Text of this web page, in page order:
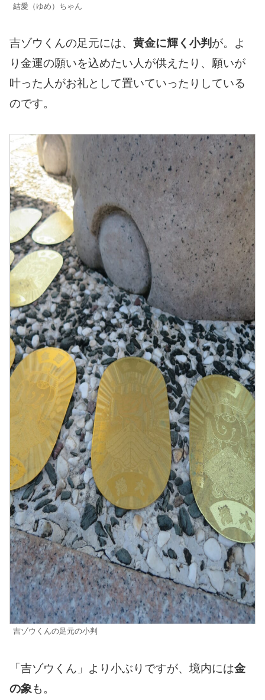
結愛（ゆめ）ちゃん
吉ゾウくんの足元には、 黄金に輝く小判 が。よ
り金運の願いを込めたい人が供えたり、願いが
叶った人がお礼として置いていったりしている
のです。
吉ゾウくんの足元の小判
「吉ゾウくん」より小ぶりですが、境内には金
の象も。